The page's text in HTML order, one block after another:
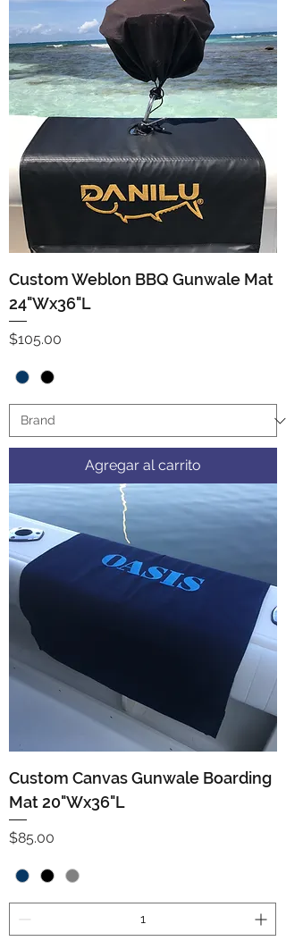
Custom Weblon BBQ Gunwale Mat
24"Wx36"L
Precio
$105.00
Agregar al carrito
Custom Canvas Gunwale Boarding
Mat 20"Wx36"L
Precio
$85.00